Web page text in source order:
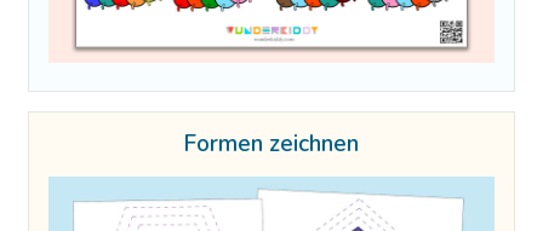
Formen zeichnen